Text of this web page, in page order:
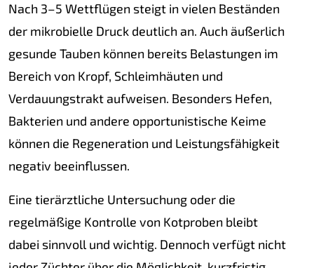
Nach 3–5 Wettflügen steigt in vielen Beständen
der mikrobielle Druck deutlich an. Auch äußerlich
gesunde Tauben können bereits Belastungen im
Bereich von Kropf, Schleimhäuten und
Verdauungstrakt aufweisen. Besonders Hefen,
Bakterien und andere opportunistische Keime
können die Regeneration und Leistungsfähigkeit
negativ beeinflussen.
Eine tierärztliche Untersuchung oder die
regelmäßige Kontrolle von Kotproben bleibt
dabei sinnvoll und wichtig. Dennoch verfügt nicht